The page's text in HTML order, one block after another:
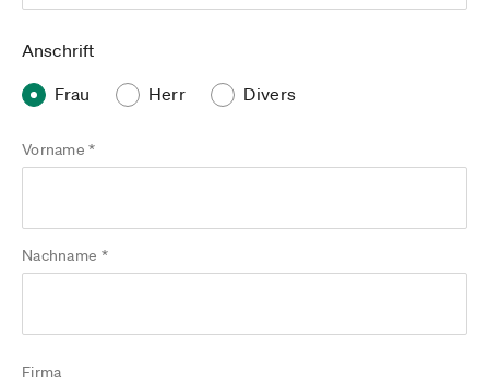
Anschrift
Frau
Herr Divers
Vorname *
Nachname *
Firma